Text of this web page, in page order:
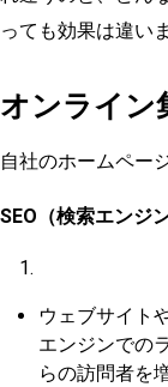
っても効果は違い
オンライン
自社のホームペー
SEO（検索エンジ
ウェブサイト
エンジンでの
らの訪問者を